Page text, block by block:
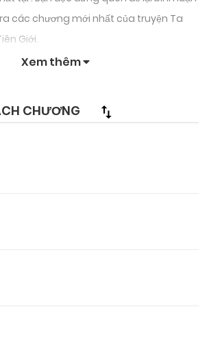
các chương mới nhất của truyện Ta
Giới.
Xem thêm
CHƯƠNG